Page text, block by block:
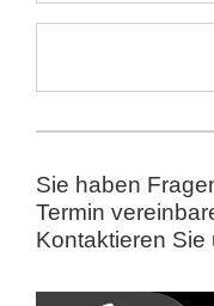
Sie haben
Termin
Kontaktieren Sie